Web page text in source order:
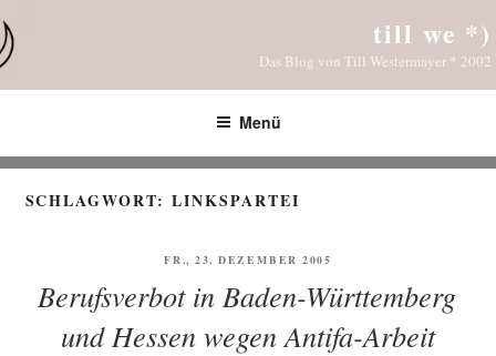
Inhalt
springen
till we *)
Das Blog von Till Westermayer * 2002
Menü
SCHLAGWORT:LINKSPARTEI
VERÖFFENTLICHT
FR., 23. DEZEMBER 2005
Berufsverbot in Baden-Württemberg
und Hessen wegen Antifa-Arbeit